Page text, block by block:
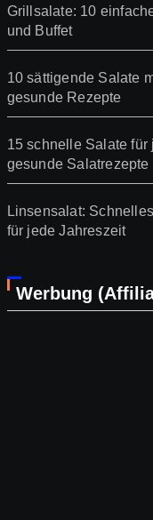
Grillsalate: 10
und Buffet
10 sättigende Salate
gesunde Rezepte
15 schnelle Salate für
gesunde Salatrezepte
Linsensalat:
für jede Jahreszeit
Werbung